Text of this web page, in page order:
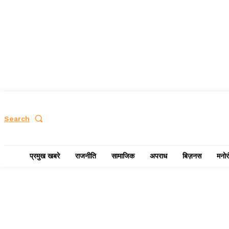
Search
प्रमुख खबरे राजनीति सामाजिक अपराध बिज़नस